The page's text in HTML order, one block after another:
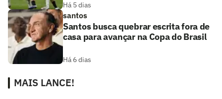
Há 5 dias
santos
Santos busca quebrar escrita fora de
casa para avançar na Copa do Brasil
Há 6 dias
MAIS LANCE!